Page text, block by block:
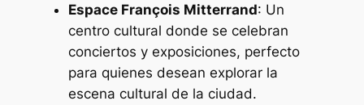
Espace François Mitterrand: Un
centro cultural donde se celebran
conciertos y exposiciones, perfecto
para quienes desean explorar la
escena cultural de la ciudad.